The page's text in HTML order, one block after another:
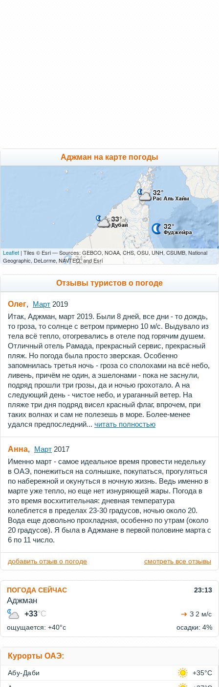
Аджман на карте погоды
Leaflet | Tiles © Esri — Sources: GEBCO, NOAA, CHS, OSU, UNH, CSUMB, National
Geographic, DeLorme, NAVTEQ, and Esri
Отзывы туристов о погоде
Олег, Март 2019
Итак, Аджман, март 2019. Были 8 дней, все дни - то дождь,
то гроза, то солнце с ветром примерно 10 м/с. Выдувало из
тела всё тепло, отогревались в отеле под горячим душем.
Отличный отель Рамада, прекрасный сервис, прекрасный
пляж. Но погода была просто зверская. Особенно
запомнилась третья ночь - гроза со сполохами на всё небо,
ливень, причём не один, а эшелонами - пока не заснули,
подряд прошли три грозы, да и ночью грохотало. А на
следующий день - чистое небо, и ураганный ветер. На
пляже три дня подряд висел красный флаг, впрочем, при
таких волнах и сам не полезешь в море. Более-менее
удался предпоследний... читать полностью
Анна, Март 2017
Именно март - самое идеальное время провести недельку
в ОАЭ, понежиться на солнышке, покупаться, прогуляться
по набережной и окунуться в ночную жизнь. Ведь именно в
марте уже тепло, но еще нет изнуряющей жары. Погода в
это время восхитительная: дневная температура
колеблется в пределах 23-30 градусов, ночью около 20.
Вода еще довольно прохладная, особенно по утрам (около
20 градусов). Я была в Аджмане в первой половине марта с
6 по 11 число.
добавить отзыв о погоде смотреть все отзывы
ПОГОДА СЕЙЧАС 23:13
Аджман
+33°C
З 2 м/с
ощущается: +40°c
осадки: 4%
Курорты ОАЭ:
Абу-Даби
+35°C